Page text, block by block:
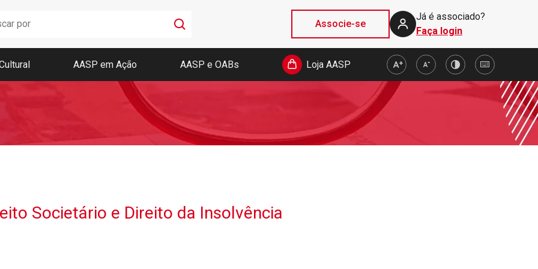
Associe-se
Já é associado?
Faça login
Boletim AASP
Coleção de Códigos de Bolso
Revista da AASP
AASP em Ação AASP e OABs Loja AASP
Societário e Direito da Insolvência